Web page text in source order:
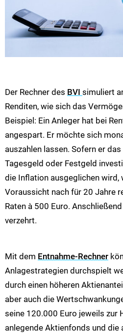
Der Rechner des BVI simuliert
Renditen, wie sich das
Beispiel: Ein Anleger hat bei
angespart. Er möchte sich
auszahlen lassen. Sofern er
Tagesgeld oder Festgeld
die Inflation ausgeglichen wird,
Voraussicht nach für 20 Jahre
Raten à 500 Euro.
verzehrt.
Mit dem Entnahme-Rechner
Anlagestrategien durchspielt
durch einen höheren
aber auch die
seine 120.000 Euro jeweils zur
anlegende Aktienfonds und die